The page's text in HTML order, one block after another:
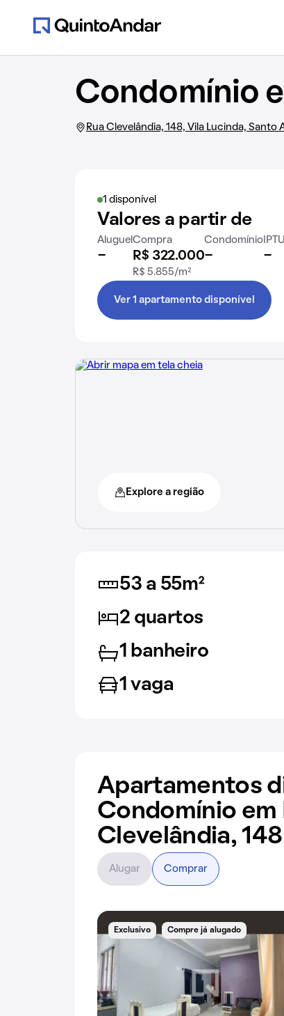
Condomínio
Rua Clevelândia, 148, Vila Lucinda, Santo
1 disponível
Valores a partir de
Aluguel
-
Compra
R$ 322.000
R$ 5.855/m²
Condomínio
-
IPTU
-
Ver 1 apartamento disponível
Explore a região
53 a 55m²
2 quartos
1 banheiro
1 vaga
Apartamentos
Condomínio em
Clevelândia, 148
Exclusivo Compre já alugado
Alugar Comprar